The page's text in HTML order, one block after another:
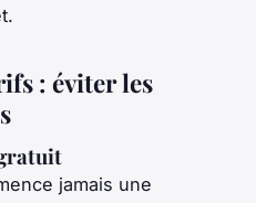
: éviter les
jamais une